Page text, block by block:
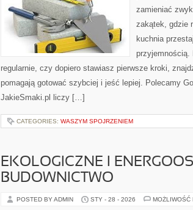
zamieniać
zakątek, gdzie
kuchnia
przyjemnością.
regularnie, czy dopiero stawiasz pierwsze kroki,
pomagają gotować szybciej i jeść lepiej. Polecamy
JakieSmaki.pl liczy […]
CATEGORIES: WASZYM SPOJRZENIEM
EKOLOGICZNE I
BUDOWNICTWO
POSTED BY ADMIN STY - 28 - 2026 MOŻLIWOŚĆ